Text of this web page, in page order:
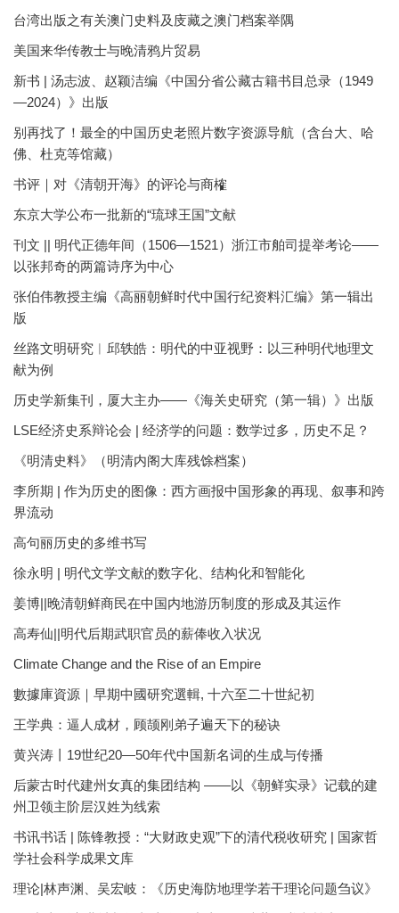
台湾出版之有关澳门史料及庋藏之澳门档案举隅
美国来华传教士与晚清鸦片贸易
新书 | 汤志波、赵颖洁编《中国分省公藏古籍书目总录（1949
—2024）》出版
别再找了！最全的中国历史老照片数字资源导航（含台大、哈
佛、杜克等馆藏）
书评｜对《清朝开海》的评论与商榷
东京大学公布一批新的“琉球王国”文献
刊文 || 明代正德年间（1506—1521）浙江市舶司提举考论——
以张邦奇的两篇诗序为中心
张伯伟教授主编《高丽朝鲜时代中国行纪资料汇编》第一辑出
版
丝路文明研究︱邱轶皓：明代的中亚视野：以三种明代地理文
献为例
历史学新集刊，厦大主办——《海关史研究（第一辑）》出版
LSE经济史系辩论会 | 经济学的问题：数学过多，历史不足？
《明清史料》（明清内阁大库残馀档案）
李所期 | 作为历史的图像：西方画报中国形象的再现、叙事和跨
界流动
高句丽历史的多维书写
徐永明 | 明代文学文献的数字化、结构化和智能化
姜博||晚清朝鲜商民在中国内地游历制度的形成及其运作
高寿仙||明代后期武职官员的薪俸收入状况
Climate Change and the Rise of an Empire
數據庫資源｜早期中國研究選輯, 十六至二十世紀初
王学典：逼人成材，顾颉刚弟子遍天下的秘诀
黄兴涛丨19世纪20—50年代中国新名词的生成与传播
后蒙古时代建州女真的集团结构 ——以《朝鲜实录》记载的建
州卫领主阶层汉姓为线索
书讯书话 | 陈锋教授：“大财政史观”下的清代税收研究 | 国家哲
学社会科学成果文库
理论|林声渊、吴宏岐：《历史海防地理学若干理论问题刍议》